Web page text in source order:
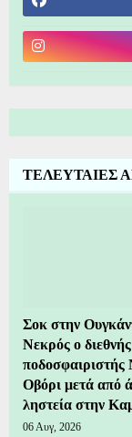
ΤΕΛΕΥΤΑΙΕΣ
Σοκ στην
Νεκρός ο διεθνής
ποδοσφαιριστής
Οβόρι μετά από
ληστεία στην
06 Αυγ, 2026